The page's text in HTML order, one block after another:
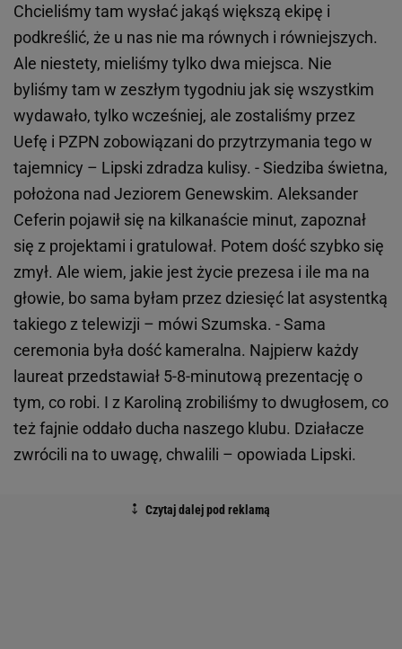
Chcieliśmy tam wysłać jakąś większą ekipę i
podkreślić, że u nas nie ma równych i równiejszych.
Ale niestety, mieliśmy tylko dwa miejsca. Nie
byliśmy tam w zeszłym tygodniu jak się wszystkim
wydawało, tylko wcześniej, ale zostaliśmy przez
Uefę i PZPN zobowiązani do przytrzymania tego w
tajemnicy – Lipski zdradza kulisy. - Siedziba świetna,
położona nad Jeziorem Genewskim. Aleksander
Ceferin pojawił się na kilkanaście minut, zapoznał
się z projektami i gratulował. Potem dość szybko się
zmył. Ale wiem, jakie jest życie prezesa i ile ma na
głowie, bo sama byłam przez dziesięć lat asystentką
takiego z telewizji – mówi Szumska. - Sama
ceremonia była dość kameralna. Najpierw każdy
laureat przedstawiał 5-8-minutową prezentację o
tym, co robi. I z Karoliną zrobiliśmy to dwugłosem, co
też fajnie oddało ducha naszego klubu. Działacze
zwrócili na to uwagę, chwalili – opowiada Lipski.